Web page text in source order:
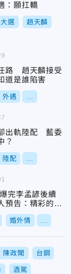
：願扛轎
選 趙天麟
路 趙天麟接受
道是誰陷害
外遇
出軌陸配 藍委
？
陸配
完李孟諺後續
預告：精彩的還
婚外情
陳政聞 台鋼
酒駕